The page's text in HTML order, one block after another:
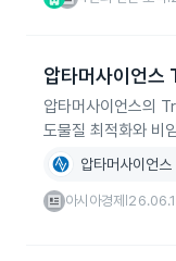
압타머사이언스
압타머사이언스의
도물질 최적화와 비
압타머사이언스
아시아경제